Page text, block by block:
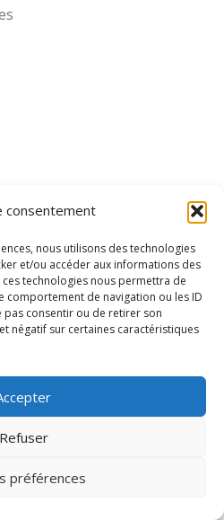
consentement
nous utilisons des technologies
et/ou accéder aux informations des
technologies nous permettra de
comportement de navigation ou les ID
pas consentir ou de retirer son
négatif sur certaines caractéristiques
Refuser
préférences
et son groupe
par divers
européen